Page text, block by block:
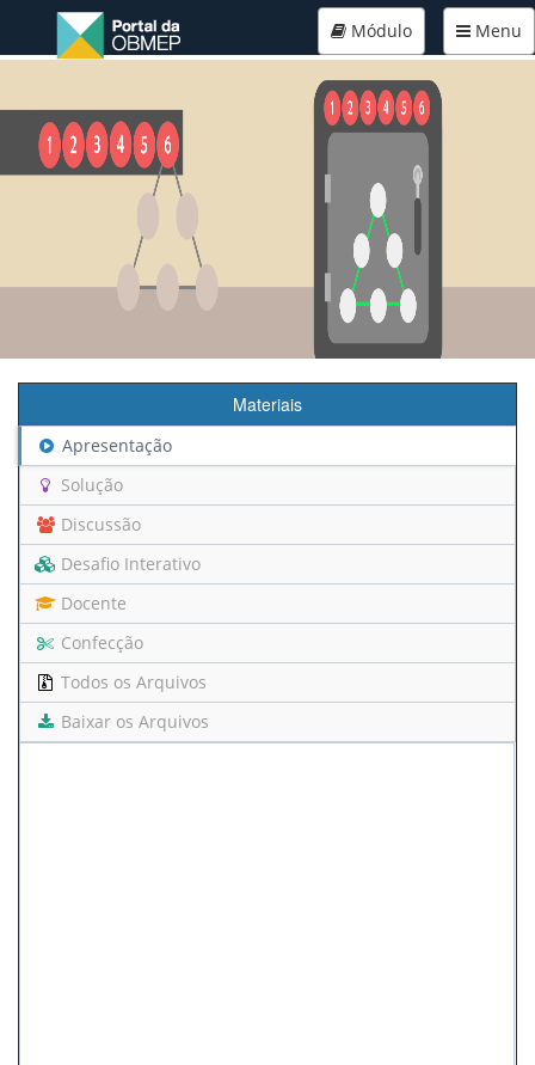
Menu
Módulo
Materiais
Apresentação
Solução
Discussão
Desafio Interativo
Docente
Confecção
Todos os Arquivos
Baixar os Arquivos